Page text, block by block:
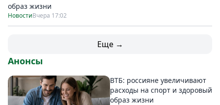
образ жизни
НовостиВчера 17:02
Еще →
Анонсы
ВТБ: россияне увеличивают
расходы на спорт и здоровый
образ жизни